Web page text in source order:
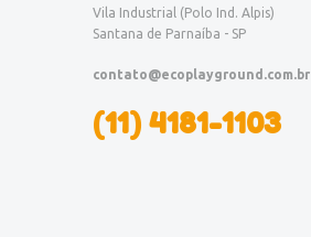
Vila Industrial (Polo Ind. Alpis)
Santana de Parnaíba - SP
contato@ecoplayground.com.br
(11) 4181-1103